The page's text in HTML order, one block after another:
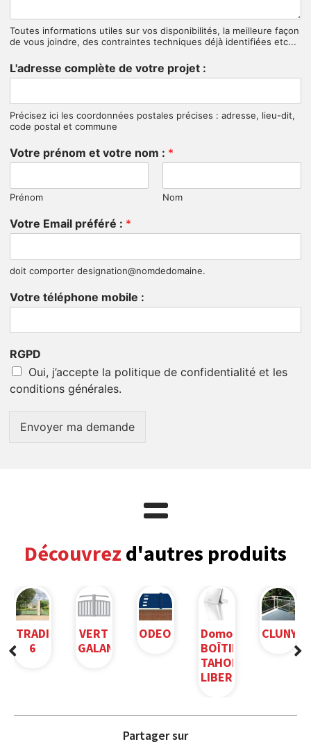
Toutes informations utiles sur vos disponibilités, la meilleure façon
de vous joindre, des contraintes techniques déjà identifiées etc...
L'adresse complète de votre projet :
Précisez ici les coordonnées postales précises : adresse, lieu-dit,
code postal et commune
Votre prénom et votre nom : *
Prénom Nom
Votre Email préféré : *
doit comporter designation@nomdedomaine.
Votre téléphone mobile :
RGPD
Oui, j’accepte la politique de confidentialité et les
conditions générales.
Envoyer ma demande
Découvrez d'autres produits
TRADITION
6
VERT
GALANT
ODEON
Domotique
BOÎTIER
TAHOMA
LIBERTÉ
CLUNY
Partager sur